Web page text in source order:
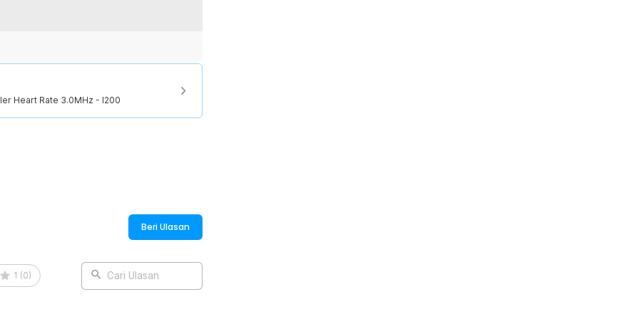
saat baterai habis. Sangat
kenyamanan tanpa
Hal ini membantu
bayi. Memberikan pengalaman yang
Heart Rate 3.0MHz - I200
Heart Rate 3.0MHz - I200
Beri Ulasan
1 (0) Cari Ulasan